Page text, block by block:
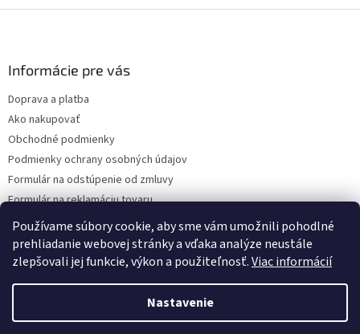
Používame súbory cookie, aby sme vám umožnili pohodlné
prehliadanie webovej stránky a vďaka analýze neustále
zlepšovali jej funkcie, výkon a použiteľnosť.Viac informácií
Nastavenie
Informácie pre vás
Doprava a platba
Ako nakupovať
Obchodné podmienky
Podmienky ochrany osobných údajov
Formulár na odstúpenie od zmluvy
Formulár na reklamáciu tovaru
Kontakty